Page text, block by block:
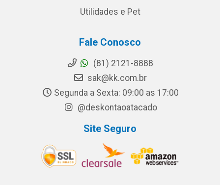
Utilidades e Pet
Fale Conosco
(81) 2121-8888
sak@kk.com.br
Segunda a Sexta: 09:00 as 17:00
@deskontaoatacado
Site Seguro